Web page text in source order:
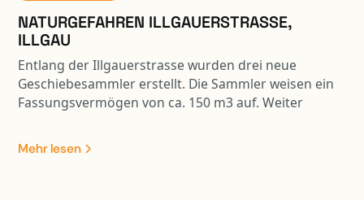
NATURGEFAHREN ILLGAUERSTRASSE,
ILLGAU
Entlang der Illgauerstrasse wurden drei neue
Geschiebesammler erstellt. Die Sammler weisen ein
Fassungsvermögen von ca. 150 m3 auf. Weiter
Gesamtlänge von ca. 190 m erstellt. Die Arbeiten
erfolgten unter Verkehr.
Mehr lesen